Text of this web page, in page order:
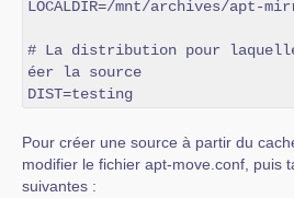
LOCALDIR=/mnt/archives/apt-
# La distribution pour
éer la source
DIST=testing
Pour créer une source à partir du
modifier le fichier apt-move.conf, puis
suivantes :